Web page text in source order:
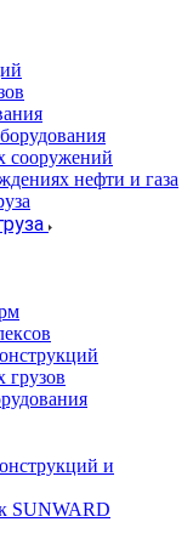
сооружений
нефти и газа
грузов
и
SUNWARD